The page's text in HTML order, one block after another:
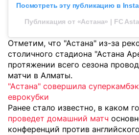
Посмотреть эту публикацию в
Публикация от «Астана» | FC
Отметим, что "Астана" из-за
столичного стадиона "Астана
протяжении всего сезона
матчи в Алматы.
"Астана" совершила
еврокубки
Ранее стало известно, в каком
проведет домашний матч
конференций против